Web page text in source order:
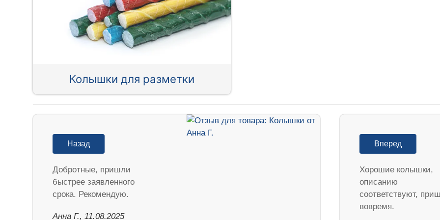
Колышки для разметки
Назад
Добротные, пришли
быстрее заявленного
срока. Рекомендую.
Анна Г., 11.08.2025
Вперед
Хорошие колышки,
описанию
соответствуют,
вовремя.